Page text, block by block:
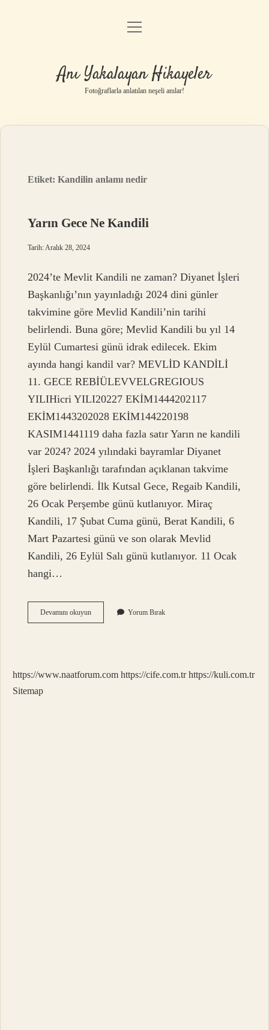
Anasayfa
Yasal Uyarı
menüyü
Anı Yakalayan Hikayeler
Fotoğraflarla anlatılan neşeli anılar!
Etiket:Kandilin anlamı nedir
Yarın Gece Ne Kandili
Tarih: Aralık 28, 2024
2024’te Mevlit Kandili ne zaman? Diyanet İşleri
Başkanlığı’nın yayınladığı 2024 dini günler
takvimine göre Mevlid Kandili’nin tarihi
belirlendi. Buna göre; Mevlid Kandili bu yıl 14
Eylül Cumartesi günü idrak edilecek. Ekim
ayında hangi kandil var? MEVLİD KANDİLİ
11. GECE REBİÜLEVVELGREGIOUS
YILIHicri YILI20227 EKİM1444202117
EKİM1443202028 EKİM144220198
KASIM1441119 daha fazla satır Yarın ne kandili
var 2024? 2024 yılındaki bayramlar Diyanet
İşleri Başkanlığı tarafından açıklanan takvime
göre belirlendi. İlk Kutsal Gece, Regaib Kandili,
26 Ocak Perşembe günü kutlanıyor. Miraç
Kandili, 17 Şubat Cuma günü, Berat Kandili, 6
Mart Pazartesi günü ve son olarak Mevlid
Kandili, 26 Eylül Salı günü kutlanıyor. 11 Ocak
hangi…
Devamını okuyunYarın
Gece
Yorum Bırak
https://www.naatforum.com https://cife.com.tr https://kuli.com.tr
Sitemap